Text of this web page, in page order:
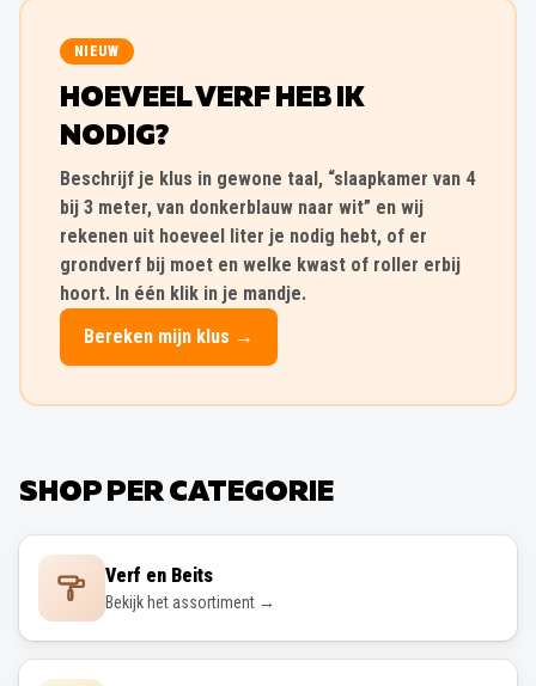
NIEUW
HOEVEEL VERF HEB IK
NODIG?
Beschrijf je klus in gewone taal, “slaapkamer van 4
bij 3 meter, van donkerblauw naar wit” en wij
rekenen uit hoeveel liter je nodig hebt, of er
grondverf bij moet en welke kwast of roller erbij
hoort. In één klik in je mandje.
Bereken mijn klus →
SHOP PER CATEGORIE
Verf en Beits
Bekijk het assortiment →